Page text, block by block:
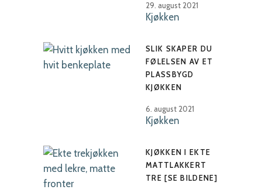
29. august 2021
Kjøkken
SLIK SKAPER DU
FØLELSEN AV ET
PLASSBYGD
KJØKKEN
6. august 2021
Kjøkken
KJØKKEN I EKTE
MATTLAKKERT
TRE [SE BILDENE]